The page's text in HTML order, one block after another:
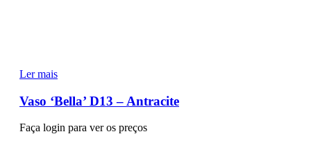
Ler mais
Vaso ‘Bella’ D13 – Antracite
Faça login para ver os preços